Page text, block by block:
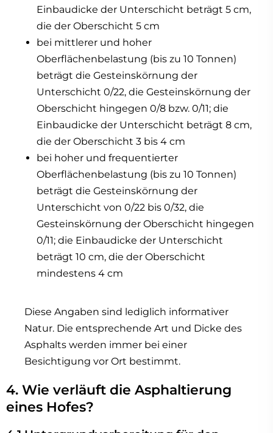
Einbaudicke der Unterschicht beträgt 5 cm,
die der Oberschicht 5 cm
bei mittlerer und hoher
Oberflächenbelastung (bis zu 10 Tonnen)
beträgt die Gesteinskörnung der
Unterschicht 0/22, die Gesteinskörnung der
Oberschicht hingegen 0/8 bzw. 0/11; die
Einbaudicke der Unterschicht beträgt 8 cm,
die der Oberschicht 3 bis 4 cm
bei hoher und frequentierter
Oberflächenbelastung (bis zu 10 Tonnen)
beträgt die Gesteinskörnung der
Unterschicht von 0/22 bis 0/32, die
Gesteinskörnung der Oberschicht hingegen
0/11; die Einbaudicke der Unterschicht
beträgt 10 cm, die der Oberschicht
mindestens 4 cm
Diese Angaben sind lediglich informativer
Natur. Die entsprechende Art und Dicke des
Asphalts werden immer bei einer
Besichtigung vor Ort bestimmt.
4. Wie verläuft die Asphaltierung
eines Hofes?